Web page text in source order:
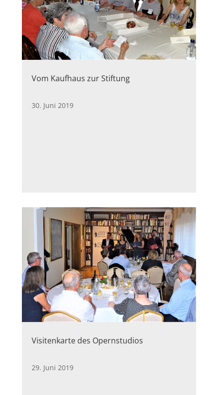
Vom Kaufhaus zur Stiftung
30. Juni 2019
Visitenkarte des Opernstudios
29. Juni 2019